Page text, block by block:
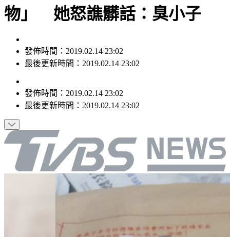
物」 她怒譙髒話：臭小子
發佈時間：2019.02.14 23:02
最後更新時間：2019.02.14 23:02
發佈時間： 2019.02.14 23:02
最後更新時間： 2019.02.14 23:02